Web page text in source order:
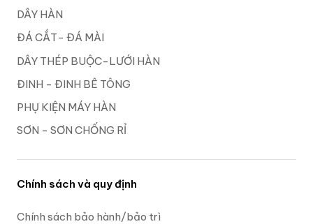
DÂY HÀN
ĐÁ CẮT- ĐÁ MÀI
DÂY THÉP BUỘC-LƯỚI HÀN
ĐINH - ĐINH BÊ TÔNG
PHỤ KIỆN MÁY HÀN
SƠN - SƠN CHỐNG RỈ
Chính sách và quy định
Chính sách bảo hành/bảo trì